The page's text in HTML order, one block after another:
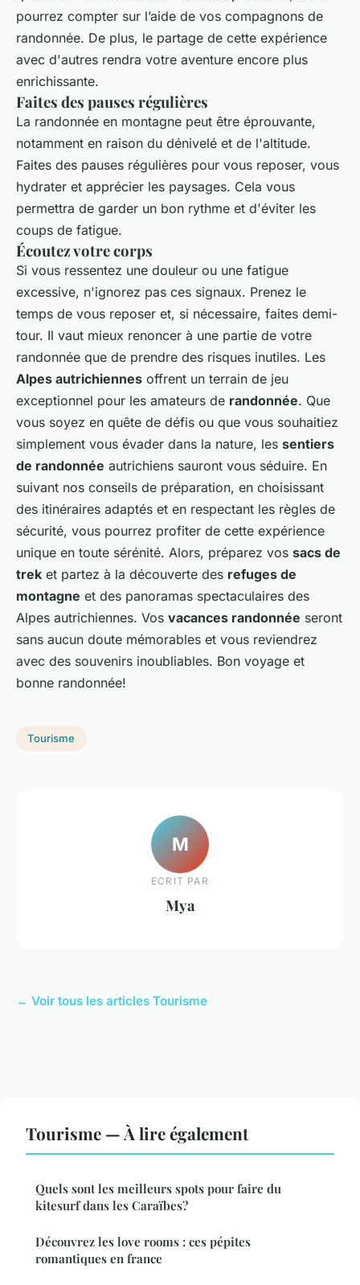
pourrez compter sur l’aide de vos compagnons de
randonnée. De plus, le partage de cette expérience
avec d'autres rendra votre aventure encore plus
enrichissante.
Faites des pauses régulières
La randonnée en montagne peut être éprouvante,
notamment en raison du dénivelé et de l'altitude.
Faites des pauses régulières pour vous reposer, vous
hydrater et apprécier les paysages. Cela vous
permettra de garder un bon rythme et d'éviter les
coups de fatigue.
Écoutez votre corps
Si vous ressentez une douleur ou une fatigue
excessive, n'ignorez pas ces signaux. Prenez le
temps de vous reposer et, si nécessaire, faites demi-
tour. Il vaut mieux renoncer à une partie de votre
randonnée que de prendre des risques inutiles. Les
Alpes autrichiennes offrent un terrain de jeu
exceptionnel pour les amateurs de randonnée. Que
vous soyez en quête de défis ou que vous souhaitiez
simplement vous évader dans la nature, les sentiers
de randonnée autrichiens sauront vous séduire. En
suivant nos conseils de préparation, en choisissant
des itinéraires adaptés et en respectant les règles de
sécurité, vous pourrez profiter de cette expérience
unique en toute sérénité. Alors, préparez vos sacs de
trek et partez à la découverte des refuges de
montagne et des panoramas spectaculaires des
Alpes autrichiennes. Vos vacances randonnée seront
sans aucun doute mémorables et vous reviendrez
avec des souvenirs inoubliables. Bon voyage et
bonne randonnée!
Tourisme
M
ECRIT PAR
Mya
← Voir tous les articles Tourisme
Tourisme — À lire également
Quels sont les meilleurs spots pour faire du
kitesurf dans les Caraïbes?
Découvrez les love rooms : ces pépites
romantiques en france